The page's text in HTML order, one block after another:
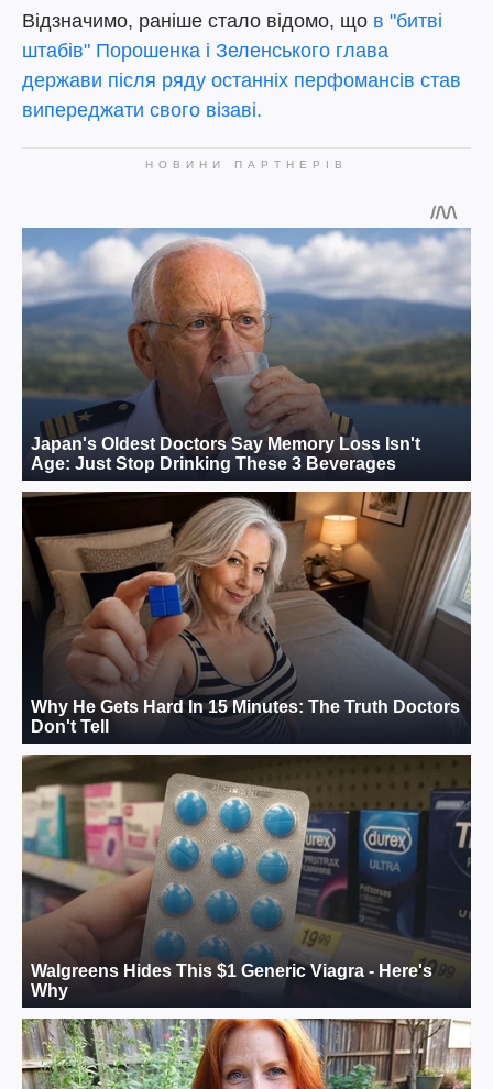
Відзначимо, раніше стало відомо, що в "битві
штабів" Порошенка і Зеленського глава
держави після ряду останніх перфомансів став
випереджати свого візаві.